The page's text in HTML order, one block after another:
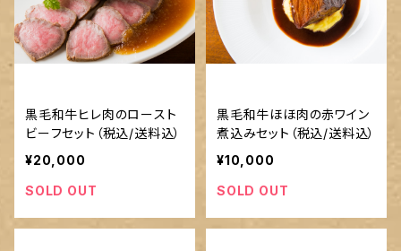
黒毛和牛ヒレ肉のロースト
ビーフセット（税込/送料込）
¥20,000
SOLD OUT
黒毛和牛ほほ肉の赤ワイン
煮込みセット（税込/送料込）
¥10,000
SOLD OUT